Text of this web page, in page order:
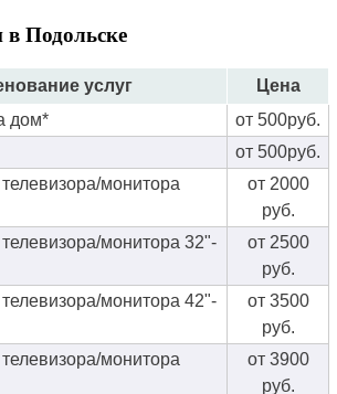
Подольске
услуг
Цена
дом*
от 500руб.
от 500руб.
монитора
от 2000
руб.
монитора 32"-
от 2500
руб.
монитора 42"-
от 3500
руб.
монитора
от 3900
руб.